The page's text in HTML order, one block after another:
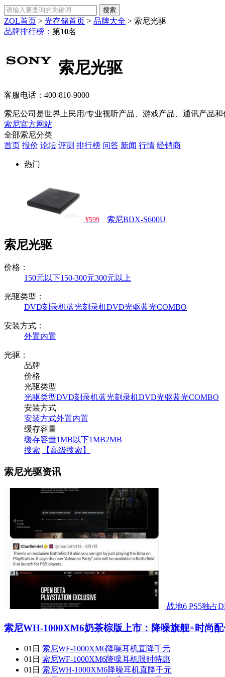
ZOL首页 > 光存储首页 > 品牌大全 > 索尼光驱
品牌排行榜： 第10名
索尼光驱
客服电话： 400-810-9000
索尼公司是世界上民用/专业视听产品、游戏产品、通讯产品
索尼官方网站
全部索尼分类
首页 报价 论坛 评测 排行榜 问答 新闻 行情 经销商
热门
¥599 索尼BDX-S600U
索尼光驱
价格：
150元以下150-300元300元以上
光驱类型：
DVD刻录机蓝光刻录机DVD光驱蓝光COMBO
安装方式：
外置内置
光驱：
品牌
价格
光驱类型
光驱类型DVD刻录机蓝光刻录机DVD光驱蓝光COMBO
安装方式
安装方式外置内置
缓存容量
缓存容量1MB以下1MB2MB
搜索
【高级搜索】
索尼光驱资讯
战地6 PS5独占
索尼WH-1000XM6奶茶棕版上市：降噪旗舰+时尚
01日 索尼WF-1000XM6降噪耳机直降千元
01日 索尼WF-1000XM6降噪耳机限时特惠
01日 索尼WH-1000XM6降噪耳机直降千元